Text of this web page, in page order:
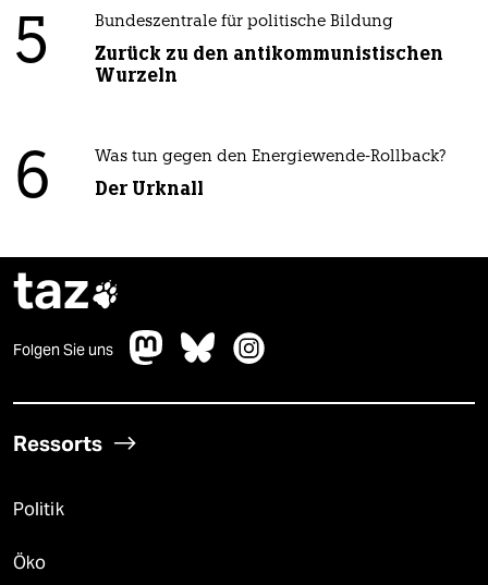
5 Bundeszentrale für politische Bildung
Zurück zu den antikommunistischen
Wurzeln
6 Was tun gegen den Energiewende-Rollback?
Der Urknall
taz
Folgen Sie uns
Ressorts
Politik
Öko